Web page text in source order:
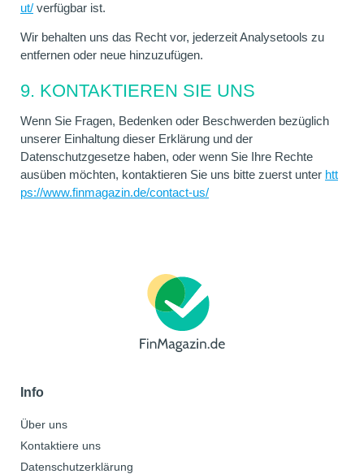
ut/ verfügbar ist.
Wir behalten uns das Recht vor, jederzeit Analysetools zu
entfernen oder neue hinzuzufügen.
9. KONTAKTIEREN SIE UNS
Wenn Sie Fragen, Bedenken oder Beschwerden bezüglich
unserer Einhaltung dieser Erklärung und der
Datenschutzgesetze haben, oder wenn Sie Ihre Rechte
ausüben möchten, kontaktieren Sie uns bitte zuerst unter htt
ps://www.finmagazin.de/contact-us/
Info
Über uns
Kontaktiere uns
Datenschutzerklärung